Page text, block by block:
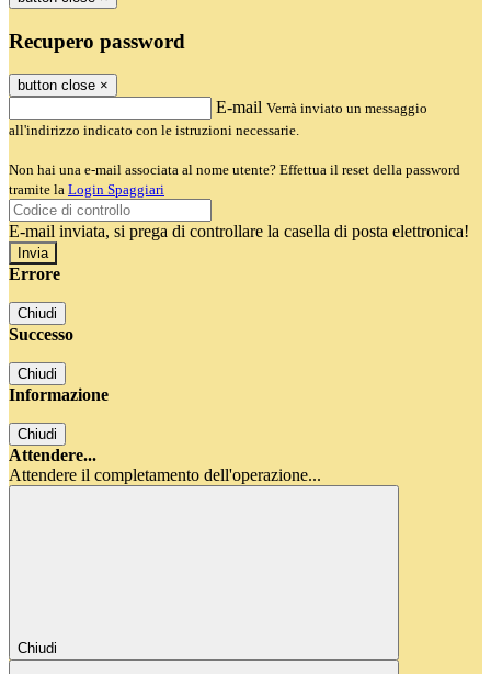
Recupero password
button close ×
E-mail Verrà inviato un messaggio
all'indirizzo indicato con le istruzioni necessarie.
Non hai una e-mail associata al nome utente? Effettua il reset della password
tramite la Login Spaggiari
E-mail inviata, si prega di controllare la casella di posta elettronica!
Errore
Chiudi
Successo
Chiudi
Informazione
Chiudi
Attendere...
Attendere il completamento dell'operazione...
Chiudi